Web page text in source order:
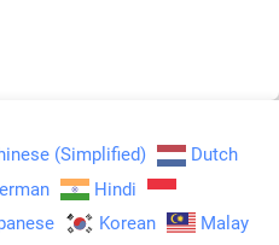
(Simplified)
Dutch
Hindi
Korean
Malay